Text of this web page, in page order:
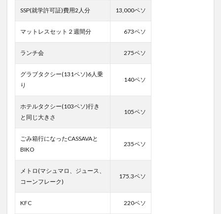
SSP(就学許可証)費用2人分 13,000ペソ
マットレスセット２週間分 673ペソ
ランチ会 275ペソ
グラブタクシー(131ペソ)6人乗
り
140ペソ
ホテルタクシー(103ペソ)行き
と同じ大きさ
105ペソ
ごみ箱行になったCASSAVAと
BIKO
235ペソ
メトロ(マシュマロ、ジュース、
コーンフレーク)
175.3ペソ
KFC 220ペソ